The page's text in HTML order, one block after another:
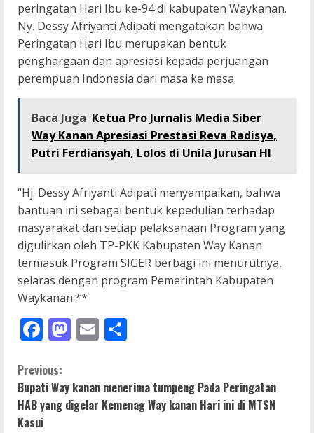
peringatan Hari Ibu ke-94 di kabupaten Waykanan.
Ny. Dessy Afriyanti Adipati mengatakan bahwa
Peringatan Hari Ibu merupakan bentuk
penghargaan dan apresiasi kepada perjuangan
perempuan Indonesia dari masa ke masa.
Baca Juga Ketua Pro Jurnalis Media Siber
Way Kanan Apresiasi Prestasi Reva Radisya,
Putri Ferdiansyah, Lolos di Unila Jurusan HI
“Hj. Dessy Afriyanti Adipati menyampaikan, bahwa
bantuan ini sebagai bentuk kepedulian terhadap
masyarakat dan setiap pelaksanaan Program yang
digulirkan oleh TP-PKK Kabupaten Way Kanan
termasuk Program SIGER berbagi ini menurutnya,
selaras dengan program Pemerintah Kabupaten
Waykanan.**
Facebook
Mastodon
Email
C
o
Previous:
Bupati Way kanan menerima tumpeng Pada Peringatan
HAB yang digelar Kemenag Way kanan Hari ini di MTSN
Kasui